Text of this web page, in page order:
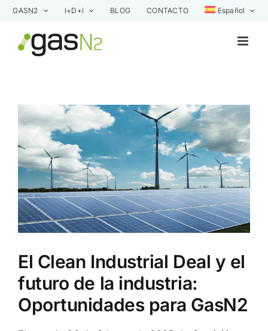
Saltar
contenido
GASN2 I+D+i BLOG CONTACTO Español
Ver
imagen
más
grande
El Clean Industrial Deal y el
futuro de la industria:
Oportunidades para GasN2